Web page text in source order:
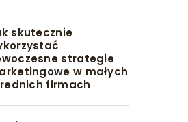
skutecznie
strategie
w małych
firmach